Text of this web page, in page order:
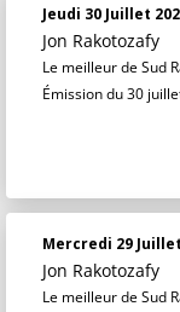
Jeudi 30 Juillet
Jon Rakotozafy
Le meilleur de Sud
Émission du 30
Mercredi 29
Jon Rakotozafy
Le meilleur de Sud